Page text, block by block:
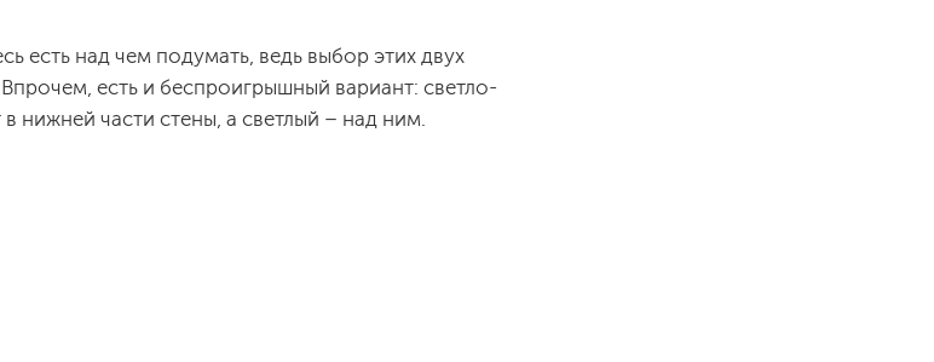
есть над чем подумать, ведь выбор этих двух
есть и беспроигрышный вариант: светло-
нижней части стены, а светлый – над ним.